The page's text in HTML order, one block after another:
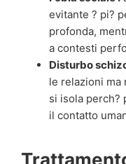
evitante ? pi?
profonda,
a contesti
Disturbo
le relazioni ma
si isola perch?
il contatto